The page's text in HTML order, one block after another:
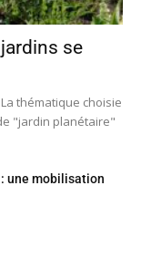
se
thématique choisie
"jardin planétaire"
une mobilisation